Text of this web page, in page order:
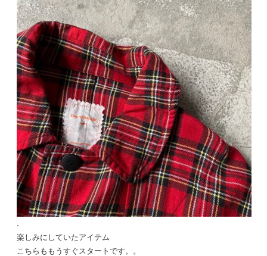
.
楽しみにしていたアイテム
こちらももうすぐスタートです。。